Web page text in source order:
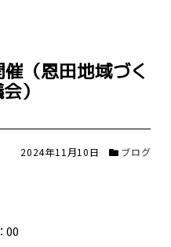
（恩田地域づく
）
2024年11月10日 ブログ
00